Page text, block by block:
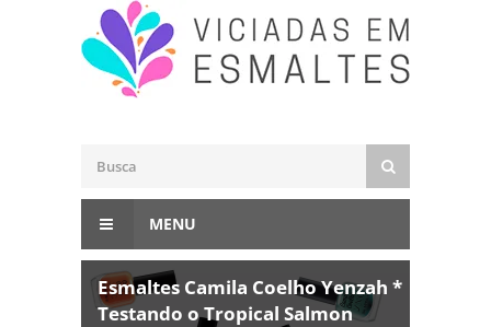
MENU
Esmaltes Camila Coelho Yenzah *
Testando o Tropical Salmon